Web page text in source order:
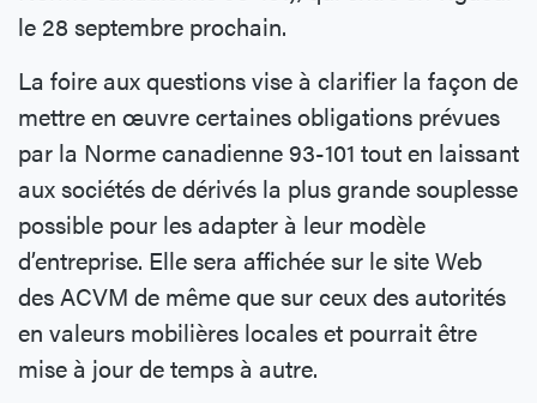
le 28 septembre prochain.
La foire aux questions vise à clarifier la façon de
mettre en œuvre certaines obligations prévues
par la Norme canadienne 93-101 tout en laissant
aux sociétés de dérivés la plus grande souplesse
possible pour les adapter à leur modèle
d’entreprise. Elle sera affichée sur le site Web
des ACVM de même que sur ceux des autorités
en valeurs mobilières locales et pourrait être
mise à jour de temps à autre.